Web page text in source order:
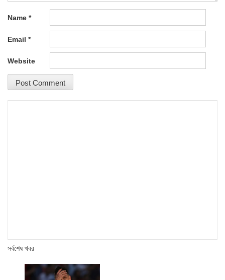
Name *
Email *
Website
সর্বশেষ খবর